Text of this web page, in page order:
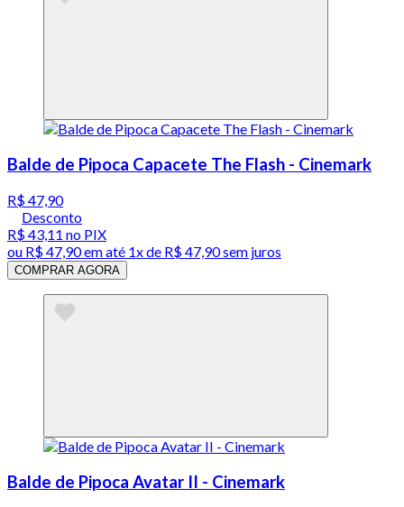
Balde de Pipoca Capacete The Flash - Cinemark
R$ 47,90
Desconto
R$ 43,11 no PIX
ou R$ 47,90em até 1x de R$ 47,90sem juros
COMPRAR AGORA
Balde de Pipoca Avatar II - Cinemark